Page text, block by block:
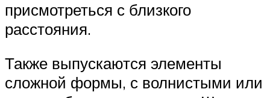
присмотреться с близкого
расстояния.
Также выпускаются элементы
сложной формы, с волнистыми или